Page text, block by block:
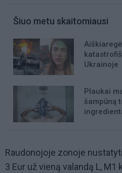
Šiuo metu skaitomiausi
Ukrainoje
Plaukai
šampūną
Raudonojoje zonoje
3 Eur už vieną valandą L,